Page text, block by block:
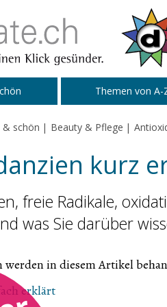
Themen von A-
& schön Beauty & Pflege
kurz
freie Radikale,
was Sie darüber
werden in diesem Artikel
erklärt